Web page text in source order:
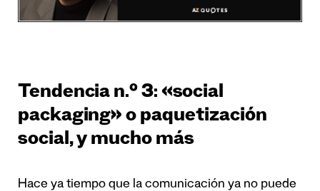
Tendencia n.º 3: «social
packaging» o paquetización
social, y mucho más
Hace ya tiempo que la comunicación ya no puede